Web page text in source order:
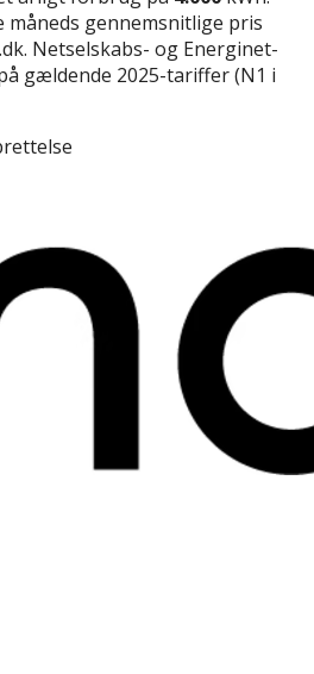
måneds gennemsnitlige pris
Netselskabs- og Energinet-
gældende 2025-tariffer (N1 i